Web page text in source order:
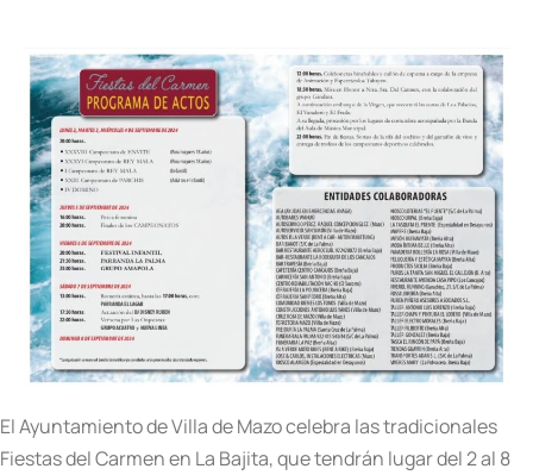
El Ayuntamiento de Villa de Mazo celebra las tradicionales
Fiestas del Carmen en La Bajita, que tendrán lugar del 2 al 8